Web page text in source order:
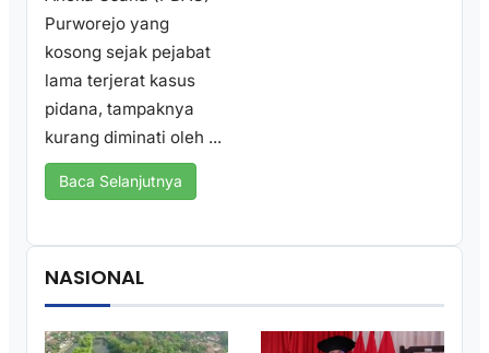
Purworejo yang
kosong sejak pejabat
lama terjerat kasus
pidana, tampaknya
kurang diminati oleh ...
Baca Selanjutnya
NASIONAL